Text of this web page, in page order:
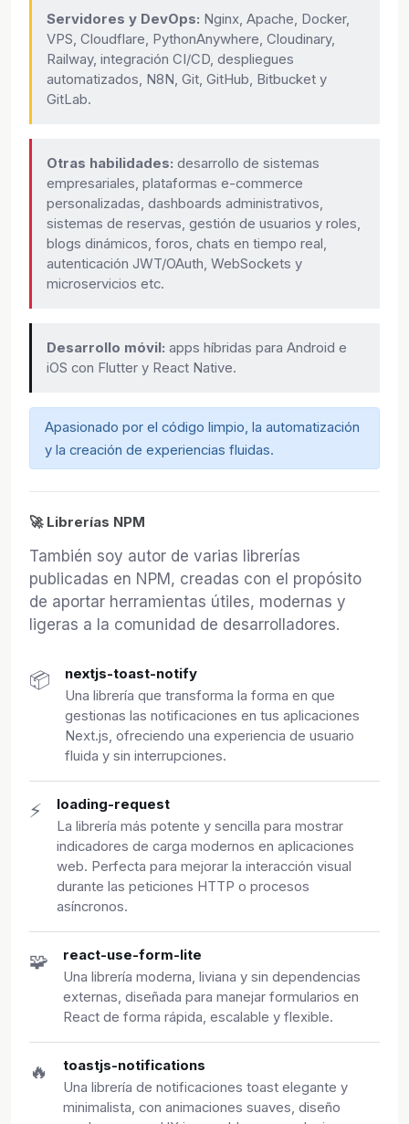
Servidores y DevOps: Nginx, Apache, Docker,
VPS, Cloudflare, PythonAnywhere, Cloudinary,
Railway, integración CI/CD, despliegues
automatizados, N8N, Git, GitHub, Bitbucket y
GitLab.
Otras habilidades: desarrollo de sistemas
empresariales, plataformas e-commerce
personalizadas, dashboards administrativos,
sistemas de reservas, gestión de usuarios y roles,
blogs dinámicos, foros, chats en tiempo real,
autenticación JWT/OAuth, WebSockets y
microservicios etc.
Desarrollo móvil: apps híbridas para Android e
iOS con Flutter y React Native.
Apasionado por el código limpio, la automatización
y la creación de experiencias fluidas.
🚀 Librerías NPM
También soy autor de varias librerías
publicadas en NPM, creadas con el propósito
de aportar herramientas útiles, modernas y
ligeras a la comunidad de desarrolladores.
📦 nextjs-toast-notify
Una librería que transforma la forma en que
gestionas las notificaciones en tus aplicaciones
Next.js, ofreciendo una experiencia de usuario
fluida y sin interrupciones.
⚡ loading-request
La librería más potente y sencilla para mostrar
indicadores de carga modernos en aplicaciones
web. Perfecta para mejorar la interacción visual
durante las peticiones HTTP o procesos
asíncronos.
🧩 react-use-form-lite
Una librería moderna, liviana y sin dependencias
externas, diseñada para manejar formularios en
React de forma rápida, escalable y flexible.
🔥 toastjs-notifications
Una librería de notificaciones toast elegante y
minimalista, con animaciones suaves, diseño